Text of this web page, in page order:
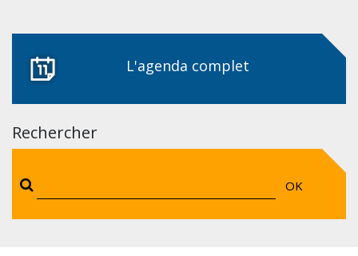
L'agenda complet
Rechercher
OK